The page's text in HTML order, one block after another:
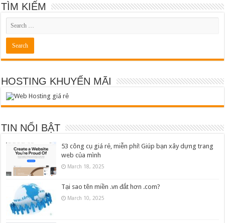
TÌM KIẾM
HOSTING KHUYẾN MÃI
TIN NỔI BẬT
53 công cụ giá rẻ, miễn phí! Giúp bạn xây dựng trang
web của mình
March 18, 2025
Tại sao tên miền .vn đắt hơn .com?
March 10, 2025